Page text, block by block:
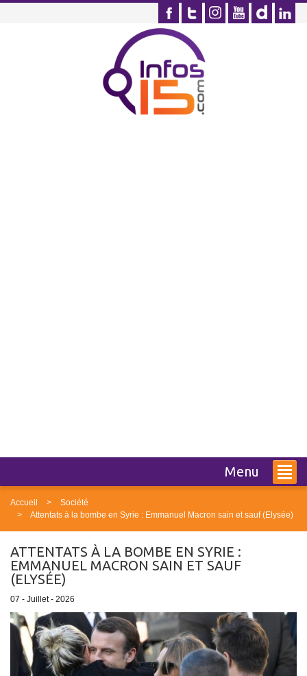
Menu
Accueil
Société
Attentats à la bombe en Syrie : Emmanuel Macron sain et sauf (Elysée)
ATTENTATS À LA BOMBE EN SYRIE :
EMMANUEL MACRON SAIN ET SAUF
(ELYSÉE)
07 - Juillet - 2026